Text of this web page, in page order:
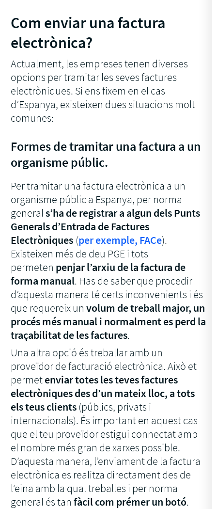
Com enviar una factura
electrònica?
Actualment, les empreses tenen diverses
opcions per tramitar les seves factures
electròniques. Si ens fixem en el cas
d’Espanya, existeixen dues situacions molt
comunes:
Formes de tramitar una factura a un
organisme públic.
Per tramitar una factura electrònica a un
organisme públic a Espanya, per norma
generals’ha de registrar a algun dels Punts
Generals d’Entrada de Factures
Electròniques (per exemple, FACe).
Existeixen més de deu PGE i tots
permeten penjar l’arxiu de la factura de
forma manual. Has de saber que procedir
d’aquesta manera té certs inconvenients i és
que requereix unvolum de treball major, un
procés més manual i normalment es perd la
traçabilitat de les factures.
Una altra opció és treballar amb un
proveïdor de facturació electrònica. Això et
permetenviar totes les teves factures
electròniques des d’un mateix lloc, a tots
els teus clients (públics, privats i
internacionals). És important en aquest cas
que el teu proveïdor estigui connectat amb
el nombre més gran de xarxes possible.
D’aquesta manera, l’enviament de la factura
electrònica es realitza directament des de
l’eina amb la qual treballes i per norma
general és tanfàcil com prémer un botó.